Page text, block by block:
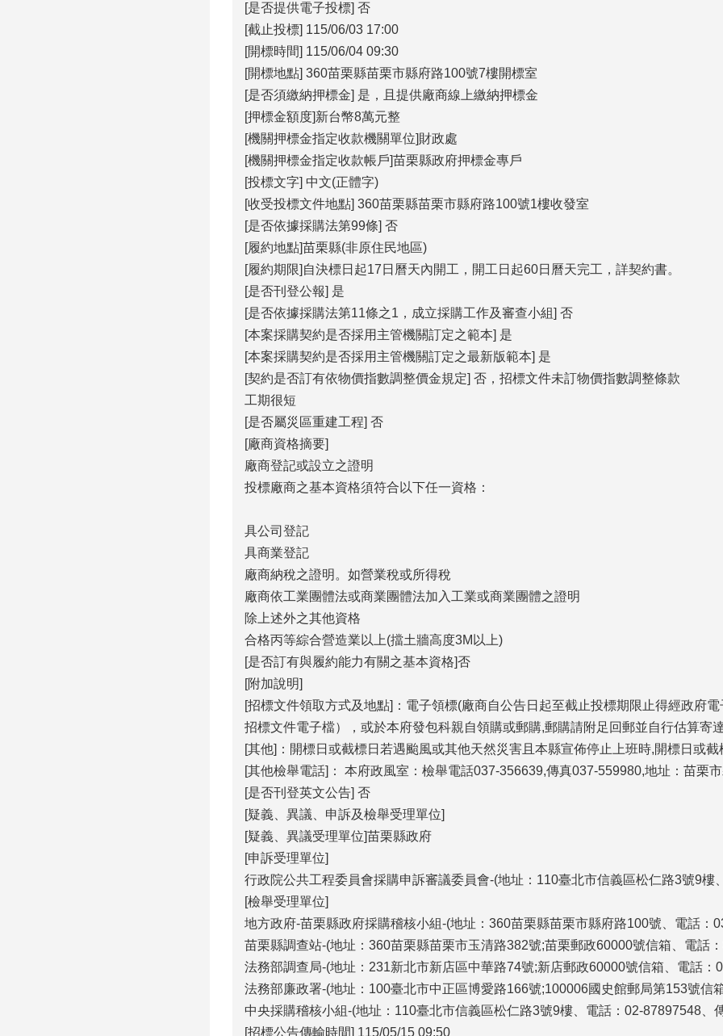
[是否提供電子投標] 否
[截止投標] 115/06/03 17:00
[開標時間] 115/06/04 09:30
[開標地點] 360苗栗縣苗栗市縣府路100號7樓開標室
[是否須繳納押標金] 是，且提供廠商線上繳納押標金
[押標金額度]新台幣8萬元整
[機關押標金指定收款機關單位]財政處
[機關押標金指定收款帳戶]苗栗縣政府押標金專戶
[投標文字] 中文(正體字)
[收受投標文件地點] 360苗栗縣苗栗市縣府路100號1樓收發室
[是否依據採購法第99條] 否
[履約地點]苗栗縣(非原住民地區)
[履約期限]自決標日起17日曆天內開工，開工日起60日曆天完工，詳契約書。
[是否刊登公報] 是
[是否依據採購法第11條之1，成立採購工作及審查小組] 否
[本案採購契約是否採用主管機關訂定之範本] 是
[本案採購契約是否採用主管機關訂定之最新版範本] 是
[契約是否訂有依物價指數調整價金規定] 否，招標文件未訂物價指數調整條款
工期很短
[是否屬災區重建工程] 否
[廠商資格摘要]
廠商登記或設立之證明
投標廠商之基本資格須符合以下任一資格：
具公司登記
具商業登記
廠商納稅之證明。如營業稅或所得稅
廠商依工業團體法或商業團體法加入工業或商業團體之證明
除上述外之其他資格
合格丙等綜合營造業以上(擋土牆高度3M以上)
[是否訂有與履約能力有關之基本資格]否
[附加說明]
[招標文件領取方式及地點]：電子領標(廠商自公告日起至截止投標期限止得經政府
招標文件電子檔），或於本府發包科親自領購或郵購,郵購請附足回郵並自行估算寄達
[其他]：開標日或截標日若遇颱風或其他天然災害且本縣宣佈停止上班時,開標日或截
[其他檢舉電話]： 本府政風室：檢舉電話037-356639,傳真037-559980,地址：苗栗市
[是否刊登英文公告] 否
[疑義、異議、申訴及檢舉受理單位]
[疑義、異議受理單位]苗栗縣政府
[申訴受理單位]
行政院公共工程委員會採購申訴審議委員會-(地址：110臺北市信義區松仁路3號9
[檢舉受理單位]
地方政府-苗栗縣政府採購稽核小組-(地址：360苗栗縣苗栗市縣府路100號、電話：
苗栗縣調查站-(地址：360苗栗縣苗栗市玉清路382號;苗栗郵政60000號信箱、電話
法務部調查局-(地址：231新北市新店區中華路74號;新店郵政60000號信箱、電話
法務部廉政署-(地址：100臺北市中正區博愛路166號;100006國史館郵局第153號信
中央採購稽核小組-(地址：110臺北市信義區松仁路3號9樓、電話：02-87897548、
[招標公告傳輸時間] 115/05/15 09:50